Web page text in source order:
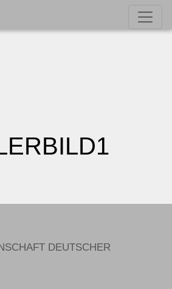
DEUTSCHER